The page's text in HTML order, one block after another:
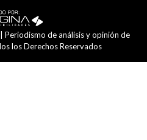
de análisis y opinión de
los Derechos Reservados